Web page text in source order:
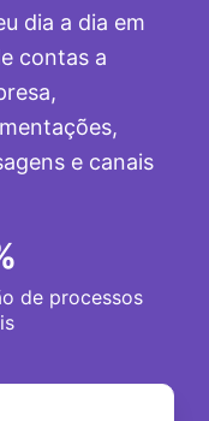
dia a dia em
contas a
e canais
de processos